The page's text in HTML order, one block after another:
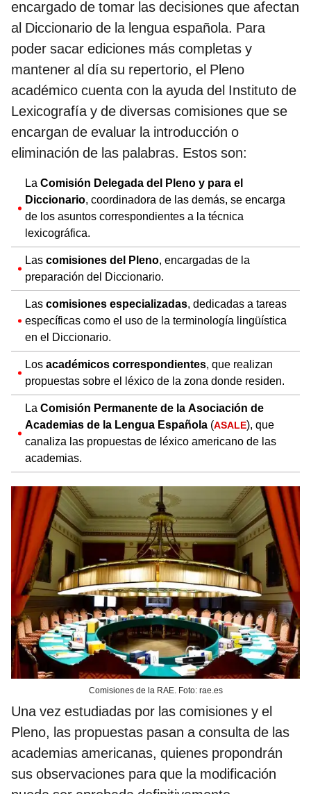
encargado de tomar las decisiones que afectan
al Diccionario de la lengua española. Para
poder sacar ediciones más completas y
mantener al día su repertorio, el Pleno
académico cuenta con la ayuda del Instituto de
Lexicografía y de diversas comisiones que se
encargan de evaluar la introducción o
eliminación de las palabras. Estos son:
La Comisión Delegada del Pleno y para el
Diccionario, coordinadora de las demás, se encarga
de los asuntos correspondientes a la técnica
lexicográfica.
Las comisiones del Pleno, encargadas de la
preparación del Diccionario.
Las comisiones especializadas, dedicadas a tareas
específicas como el uso de la terminología lingüística
en el Diccionario.
Los académicos correspondientes, que realizan
propuestas sobre el léxico de la zona donde residen.
La Comisión Permanente de la Asociación de
Academias de la Lengua Española (ASALE), que
canaliza las propuestas de léxico americano de las
academias.
Comisiones de la RAE. Foto: rae.es
Una vez estudiadas por las comisiones y el
Pleno, las propuestas pasan a consulta de las
academias americanas, quienes propondrán
sus observaciones para que la modificación